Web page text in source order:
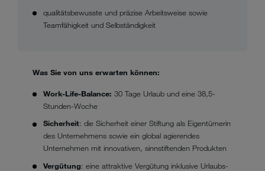
qualitätsbewusste und präzise Arbeitsweise sowie
Teamfähigkeit und Selbständigkeit
Was Sie von uns erwarten können:
Work-Life-Balance:30 Tage Urlaub und eine 38,5-
Stunden-Woche
Sicherheit: die Sicherheit einer Stiftung als Eigentümerin
des Unternehmens sowie ein global agierendes
Unternehmen mit innovativen, sinnstiftenden Produkten
Vergütung: eine attraktive Vergütung inklusive Urlaubs-